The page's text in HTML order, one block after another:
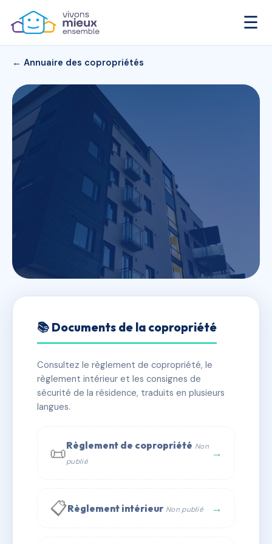
☰
← Annuaire des copropriétés
Le Clos des Bruyères
✓ Immatriculée 🏠 110 lots 🏗 2 bâtiment(s)
📞 Contacter Syndic Digital
📚 Documents de la copropriété
Consultez le règlement de copropriété, le
règlement intérieur et les consignes de
sécurité de la résidence, traduits en plusieurs
langues.
📜Règlement de copropriété Non
publié
→
📋Règlement intérieur Non publié →